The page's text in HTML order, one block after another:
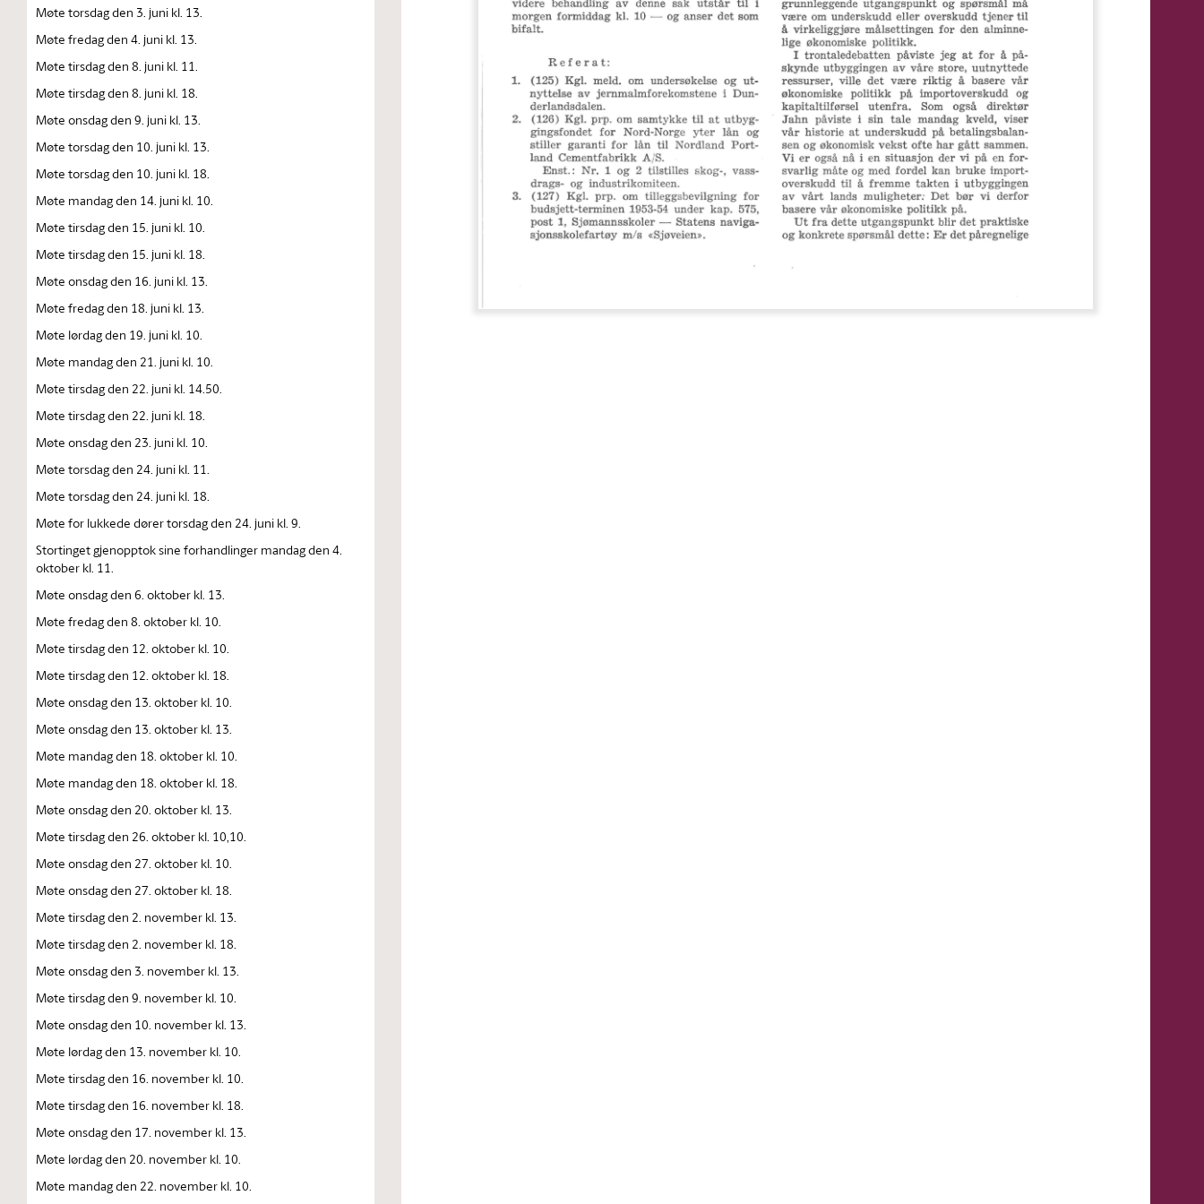
Møte torsdag den 3. juni kl. 13.
Møte fredag den 4. juni kl. 13.
Møte tirsdag den 8. juni kl. 11.
Møte tirsdag den 8. juni kl. 18.
Møte onsdag den 9. juni kl. 13.
Møte torsdag den 10. juni kl. 13.
Møte torsdag den 10. juni kl. 18.
Møte mandag den 14. juni kl. 10.
Møte tirsdag den 15. juni kl. 10.
Møte tirsdag den 15. juni kl. 18.
Møte onsdag den 16. juni kl. 13.
Møte fredag den 18. juni kl. 13.
Møte lørdag den 19. juni kl. 10.
Møte mandag den 21. juni kl. 10.
Møte tirsdag den 22. juni kl. 14.50.
Møte tirsdag den 22. juni kl. 18.
Møte onsdag den 23. juni kl. 10.
Møte torsdag den 24. juni kl. 11.
Møte torsdag den 24. juni kl. 18.
Møte for lukkede dører torsdag den 24. juni kl. 9.
Stortinget gjenopptok sine forhandlinger mandag den 4.
oktober kl. 11.
Møte onsdag den 6. oktober kl. 13.
Møte fredag den 8. oktober kl. 10.
Møte tirsdag den 12. oktober kl. 10.
Møte tirsdag den 12. oktober kl. 18.
Møte onsdag den 13. oktober kl. 10.
Møte onsdag den 13. oktober kl. 13.
Møte mandag den 18. oktober kl. 10.
Møte mandag den 18. oktober kl. 18.
Møte onsdag den 20. oktober kl. 13.
Møte tirsdag den 26. oktober kl. 10,10.
Møte onsdag den 27. oktober kl. 10.
Møte onsdag den 27. oktober kl. 18.
Møte tirsdag den 2. november kl. 13.
Møte tirsdag den 2. november kl. 18.
Møte onsdag den 3. november kl. 13.
Møte tirsdag den 9. november kl. 10.
Møte onsdag den 10. november kl. 13.
Møte lørdag den 13. november kl. 10.
Møte tirsdag den 16. november kl. 10.
Møte tirsdag den 16. november kl. 18.
Møte onsdag den 17. november kl. 13.
Møte lørdag den 20. november kl. 10.
Møte mandag den 22. november kl. 10.